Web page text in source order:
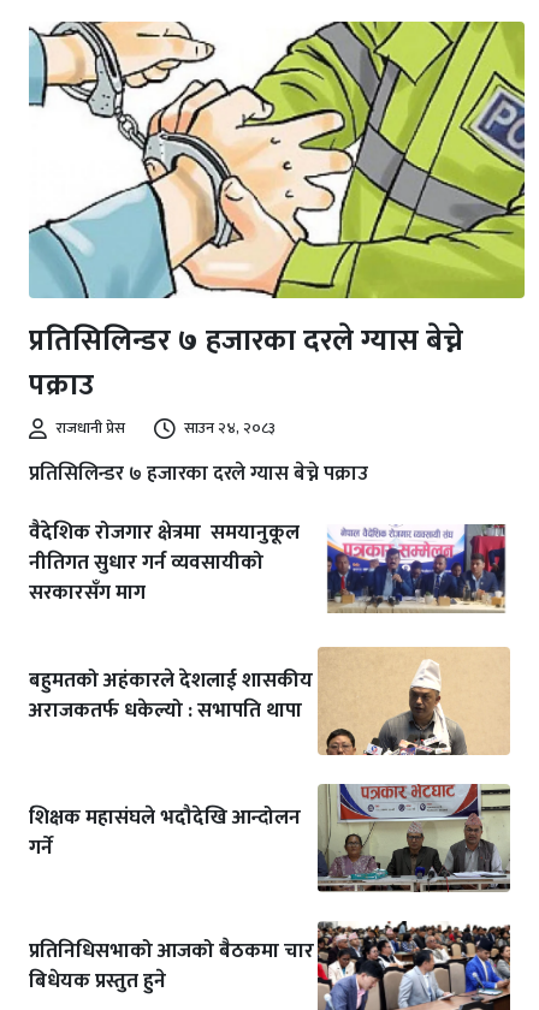
प्रतिसिलिन्डर ७ हजारका दरले ग्यास बेच्ने
पक्राउ
राजधानी प्रेस साउन २४, २०८३
प्रतिसिलिन्डर ७ हजारका दरले ग्यास बेच्ने पक्राउ
वैदेशिक रोजगार क्षेत्रमा समयानुकूल
नीतिगत सुधार गर्न व्यवसायीको
सरकारसँग माग
बहुमतको अहंकारले देशलाई शासकीय
अराजकतर्फ धकेल्यो : सभापति थापा
शिक्षक महासंघले भदौदेखि आन्दोलन
गर्ने
प्रतिनिधिसभाको आजको बैठकमा चार
बिधेयक प्रस्तुत हुने